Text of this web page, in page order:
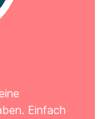
Einfach